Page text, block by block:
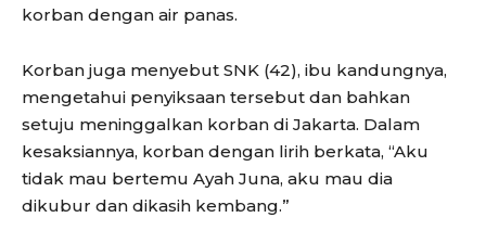
korban dengan air panas.
Korban juga menyebut SNK (42), ibu kandungnya,
mengetahui penyiksaan tersebut dan bahkan
setuju meninggalkan korban di Jakarta. Dalam
kesaksiannya, korban dengan lirih berkata, “Aku
tidak mau bertemu Ayah Juna, aku mau dia
dikubur dan dikasih kembang.”